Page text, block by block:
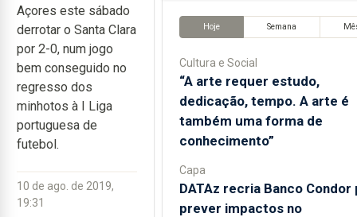
Açores este sábado
derrotar o Santa Clara
por 2-0, num jogo
bem conseguido no
regresso dos
minhotos à I Liga
portuguesa de
futebol.
10 de ago. de 2019,
19:31
Hoje Semana
Cultura e Social
“A arte requer estudo,
dedicação, tempo. A arte é
também uma forma de
conhecimento”
Capa
DATAz recria Banco Condor
prever impactos no